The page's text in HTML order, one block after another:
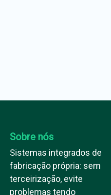
Sobre nós
Sistemas integrados de
fabricação própria: sem
terceirização, evite
problemas tendo